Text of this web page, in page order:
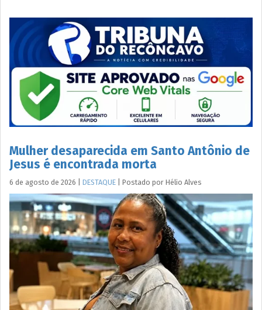
Mulher desaparecida em Santo Antônio de
Jesus é encontrada morta
6 de agosto de 2026 DESTAQUE Postado por Hélio Alves